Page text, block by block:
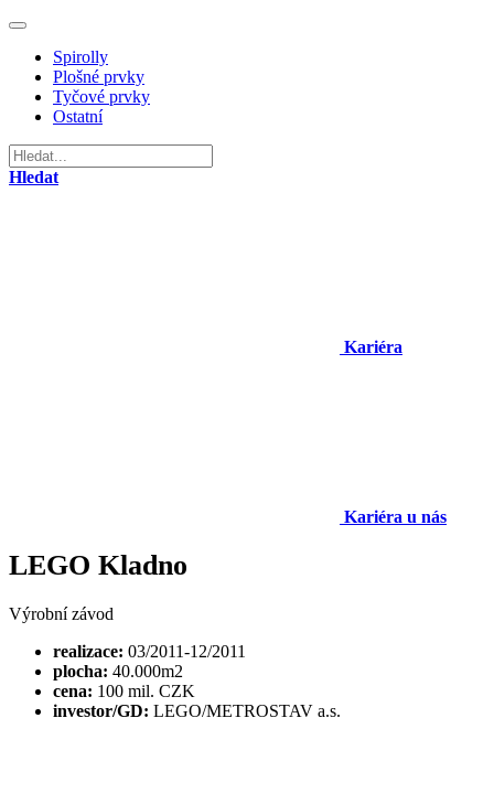
Spirolly
Plošné prvky
Tyčové prvky
Ostatní
Hledat
Kariéra
Kariéra u nás
LEGO Kladno
Výrobní závod
realizace: 03/2011-12/2011
plocha: 40.000m2
cena: 100 mil. CZK
investor/GD: LEGO/METROSTAV a.s.